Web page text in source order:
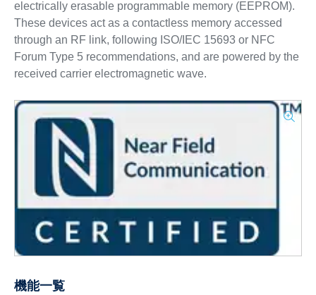
electrically erasable programmable memory (EEPROM).
These devices act as a contactless memory accessed
through an RF link, following ISO/IEC 15693 or NFC
Forum Type 5 recommendations, and are powered by the
received carrier electromagnetic wave.
機能一覧